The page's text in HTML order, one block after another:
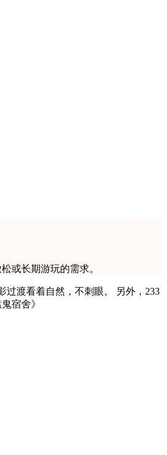
或长期游玩的需求。
渡看着自然，不刺眼。 另外，233
员，享十八项专属福利，优惠券券、礼包、专属活动全都有。 1、《猛鬼宿舍》